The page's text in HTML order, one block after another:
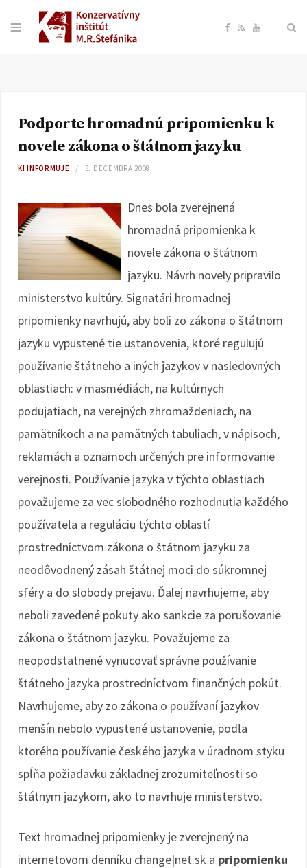
F
e
o
R Y
T
Podporte hromadnú pripomienku k
novele zákona o štátnom jazyku
KI INFORMUJE 3. DECEMBRA 2008
Dnes bola zverejnená
hromadná pripomienka k
novele zákona o štátnom
jazyku. Návrh novely pripravilo
ministerstvo kultúry. Signatári hromadnej
pripomienky navrhujú, aby boli zo zákona o štátnom
jazyku vypustené tie ustanovenia, ktoré regulujú
používanie štátneho a iných jazykov v nasledovných
oblastiach: v masmédiách, na kultúrnych
podujatiach, na verejných zhromaždeniach, na
pamätníkoch a na pamätných tabuliach, v nápisoch,
reklamách a oznamoch určených pre informovanie
verejnosti. Používanie jazyka v týchto oblastiach
považujeme za vec slobodného rozhodnutia každého
používateľa a reguláciu týchto oblastí
prostredníctvom zákona o štátnom jazyku za
neodôvodnený zásah štátnej moci do súkromnej
sféry a do slobody prejavu. Ďalej navrhujeme, aby
neboli zavedené pokuty ako sankcie za porušovanie
zákona o štátnom jazyku. Považujeme za
neopodstatnené vynucovať správne používanie
štátneho jazyka prostredníctvom finančných pokút.
Navrhujeme, aby zo zákona o používaní jazykov
menšín nebolo vypustené ustanovenie, podľa
ktorého používanie českého jazyka v úradnom styku
spĺňa požiadavku základnej zrozumiteľnosti so
štátnym jazykom, ako to navrhuje ministerstvo.
Text hromadnej pripomienky je zverejnený na
internetovom denníku change|net.sk a pripomienku